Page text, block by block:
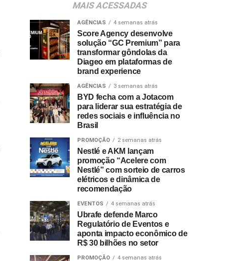
MAIS ACESSADAS
AGÊNCIAS 4 semanas atrás
Score Agency desenvolve
solução “GC Premium” para
transformar gôndolas da
Diageo em plataformas de
brand experience
AGÊNCIAS 3 semanas atrás
BYD fecha com a Jotacom
para liderar sua estratégia de
redes sociais e influência no
Brasil
PROMOÇÃO 2 semanas atrás
Nestlé e AKM lançam
promoção “Acelere com
Nestlé” com sorteio de carros
elétricos e dinâmica de
recomendação
EVENTOS 4 semanas atrás
Ubrafe defende Marco
Regulatório de Eventos e
aponta impacto econômico de
R$ 30 bilhões no setor
PROMOÇÃO 4 semanas atrás